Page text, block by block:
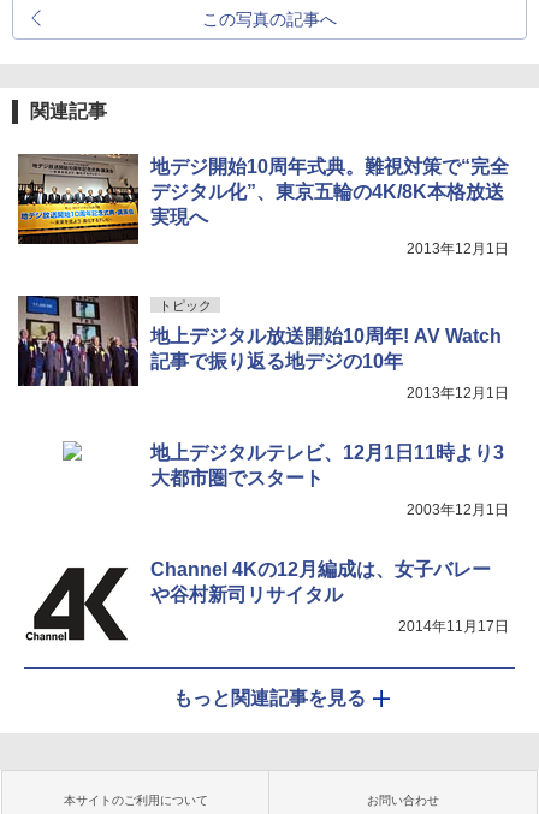
この写真の記事へ
関連記事
地デジ開始10周年式典。難視対策で“完全
デジタル化”、東京五輪の4K/8K本格放送
実現へ
2013年12月1日
トピック
地上デジタル放送開始10周年! AV Watch
記事で振り返る地デジの10年
2013年12月1日
地上デジタルテレビ、12月1日11時より3
大都市圏でスタート
2003年12月1日
Channel 4Kの12月編成は、女子バレー
や谷村新司リサイタル
2014年11月17日
もっと関連記事を見る
本サイトのご利用について お問い合わせ